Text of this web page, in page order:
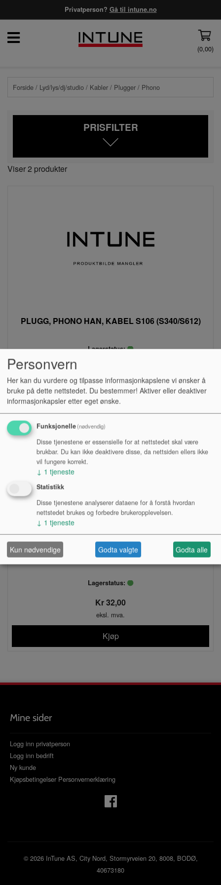
Privatperson? Gå til intune.no
(0,00)
Forside / Lyd/lys/dj/studio / Kabler / Plugger / Phono
PRISFILTER
Viser 2 produkter
PLUGG, PHONO HAN, KABEL S106 (S340/S612)
Lagerstatus:
eksl. mva.
Kjøp
PLUGG, PHONO HUN, PANEL S127
Lagerstatus:
Kr 32,00
eksl. mva.
Kjøp
Mine sider
Logg inn privatperson
Logg inn bedrift
Ny kunde
Kjøpsbetingelser Personvernerklæring
© 2026 InTune AS, City Nord, Stormyrveien 20, 8008, BODØ,
40673180
Personvern
Her kan du vurdere og tilpasse informasjonkapslene vi ønsker å
bruke på dette nettstedet. Du bestemmer! Aktiver eller deaktiver
informasjonkapsler etter eget ønske.
Funksjonelle(nødvendig)
Disse tjenestene er essensielle for at nettstedet skal være
brukbar. Du kan ikke deaktivere disse, da nettsiden ellers ikke
vil fungere korrekt.
↓ 1 tjeneste
Statistikk
Disse tjenestene analyserer dataene for å forstå hvordan
nettstedet brukes og forbedre brukeropplevelsen.
↓ 1 tjeneste
Kun nødvendige Godta valgte Godta alle